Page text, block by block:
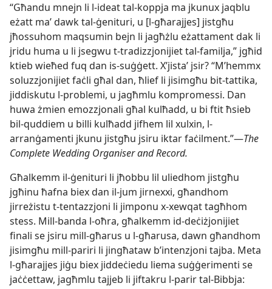
“Għandu mnejn li l-​ideat tal-​koppja ma jkunux jaqblu
eżatt maʼ dawk tal-​ġenituri, u [l-għarajjes] jistgħu
jħossuhom maqsumin bejn li jagħżlu eżattament dak li
jridu huma u li jsegwu t-​tradizzjonijiet tal-​familja,” jgħid
ktieb wieħed fuq dan is-​suġġett. X’jistaʼ jsir? “M’hemmx
soluzzjonijiet faċli għal dan, ħlief li jisimgħu bit-​tattika,
jiddiskutu l-​problemi, u jagħmlu kompromessi. Dan
huwa żmien emozzjonali għal kulħadd, u bi ftit ħsieb
bil-​quddiem u billi kulħadd jifhem lil xulxin, l-​
arranġamenti jkunu jistgħu jsiru iktar faċilment.”—The
Complete Wedding Organiser and Record.
Għalkemm il-​ġenituri li jħobbu lil uliedhom jistgħu
jgħinu ħafna biex dan il-​jum jirnexxi, għandhom
jirreżistu t-​tentazzjoni li jimponu x-​xewqat tagħhom
stess. Mill-​banda l-​oħra, għalkemm id-​deċiżjonijiet
finali se jsiru mill-​għarus u l-​għarusa, dawn għandhom
jisimgħu mill-​pariri li jingħataw b’intenzjoni tajba. Meta
l-​għarajjes jiġu biex jiddeċiedu liema suġġerimenti se
jaċċettaw, jagħmlu tajjeb li jiftakru l-​parir tal-​Bibbja: